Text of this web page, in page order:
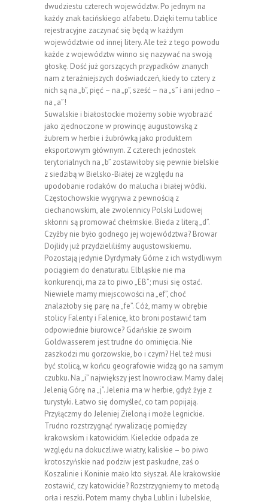
dwudziestu czterech województw. Po jednym na
każdy znak łacińskiego alfabetu. Dzięki temu tablice
rejestracyjne zaczynać się będą w każdym
województwie od innej litery. Ale też z tego powodu
każde z województw winno się nazywać na swoją
głoskę. Dość już gorszących przypadków znanych
nam z teraźniejszych doświadczeń, kiedy to cztery z
nich są na „b”, pięć – na „p”, sześć – na „s” i ani jedno –
na „a”!
Suwalskie i białostockie możemy sobie wyobrazić
jako zjednoczone w prowincję augustowską z
żubrem w herbie i żubrówką jako produktem
eksportowym głównym. Z czterech jednostek
terytorialnych na „b” zostawiłoby się pewnie bielskie
z siedzibą w Bielsko-Białej ze względu na
upodobanie rodaków do malucha i białej wódki.
Częstochowskie wygrywa z pewnością z
ciechanowskim, ale zwolennicy Polski Ludowej
skłonni są promować chełmskie. Bieda z literą „d”.
Czyżby nie było godnego jej województwa? Browar
Dojlidy już przydzieliliśmy augustowskiemu.
Pozostają jedynie Dyrdymały Górne z ich wstydliwym
pociągiem do denaturatu. Elbląskie nie ma
konkurencji, ma za to piwo „EB”; musi się ostać.
Niewiele mamy miejscowości na „ef”, choć
znalazłoby się parę na „fe”. Cóż, mamy w obrębie
stolicy Falenty i Falenicę, kto broni postawić tam
odpowiednie biurowce? Gdańskie ze swoim
Goldwasserem jest trudne do ominięcia. Nie
zaszkodzi mu gorzowskie, bo i czym? Hel też musi
być stolicą, w końcu geografowie widzą go na samym
czubku. Na „i” największy jest Inowrocław. Mamy dalej
Jelenią Górę na „j”. Jelenia ma w herbie, gdyż żyje z
turystyki. Łatwo się domyśleć, co tam popijają.
Przyłączmy do Jeleniej Zieloną i może legnickie.
Trudno rozstrzygnąć rywalizację pomiędzy
krakowskim i katowickim. Kieleckie odpada ze
względu na dokuczliwe wiatry, kaliskie – bo piwo
krotoszyńskie nad podziw jest paskudne, zaś o
Koszalinie i Koninie mało kto słyszał. Ale krakowskie
zostawić, czy katowickie? Rozstrzygniemy to metodą
orła i reszki. Potem mamy chyba Lublin i lubelskie,